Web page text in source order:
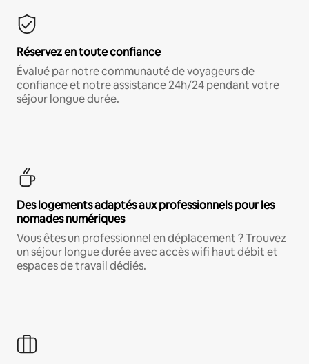
Réservez en toute confiance
Évalué par notre communauté de voyageurs de
confiance et notre assistance 24h/24 pendant votre
séjour longue durée.
Des logements adaptés aux professionnels pour les
nomades numériques
Vous êtes un professionnel en déplacement ? Trouvez
un séjour longue durée avec accès wifi haut débit et
espaces de travail dédiés.